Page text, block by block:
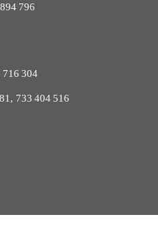
796
716 304
, 733 404 516